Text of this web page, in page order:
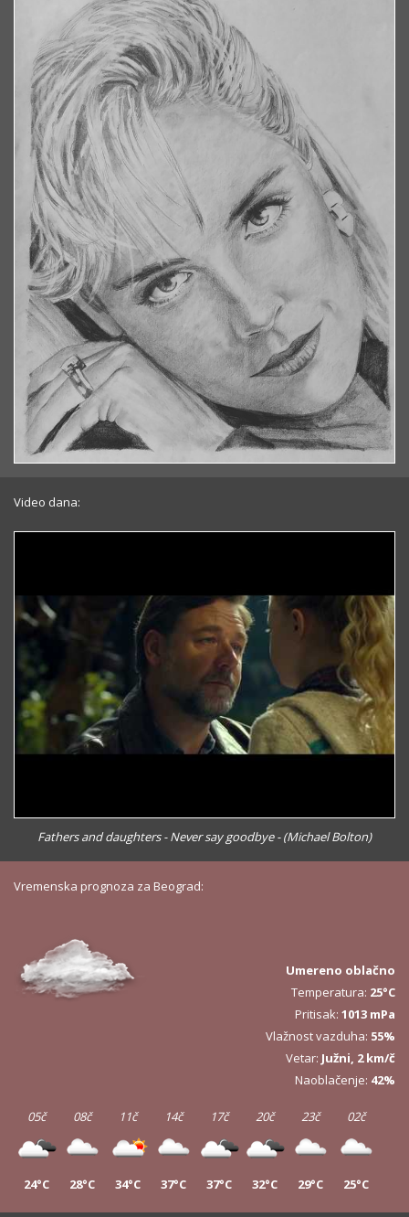
Video dana:
Fathers and daughters - Never say goodbye - (Michael Bolton)
Vremenska prognoza za Beograd:
Umereno oblačno
Temperatura: 25°C
Pritisak: 1013 mPa
Vlažnost vazduha: 55%
Vetar: Južni, 2 km/č
Naoblačenje: 42%
05č
24°C
08č
28°C
11č
34°C
14č
37°C
17č
37°C
20č
32°C
23č
29°C
02č
25°C